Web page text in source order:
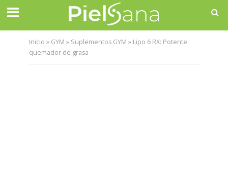
Inicio » GYM » Suplementos GYM » Lipo 6 RX: Potente
quemador de grasa